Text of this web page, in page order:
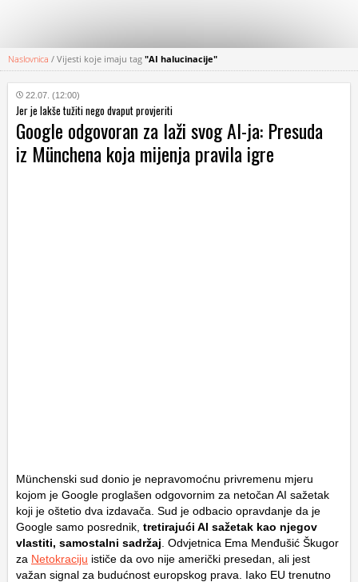
KATEGORIJE
HRVATSKI
WEB
Naslovnica / Vijesti koje imaju tag "AI halucinacije"
22.07. (12:00)
Jer je lakše tužiti nego dvaput provjeriti
Google odgovoran za laži svog AI-ja: Presuda
iz Münchena koja mijenja pravila igre
Münchenski sud donio je nepravomoćnu privremenu mjeru
kojom je Google proglašen odgovornim za netočan AI sažetak
koji je oštetio dva izdavača. Sud je odbacio opravdanje da je
Google samo posrednik, tretirajući AI sažetak kao njegov
vlastiti, samostalni sadržaj . Odvjetnica Ema Menđušić Škugor
za Netokraciju ističe da ovo nije američki presedan, ali jest
važan signal za budućnost europskog prava. Iako EU trenutno